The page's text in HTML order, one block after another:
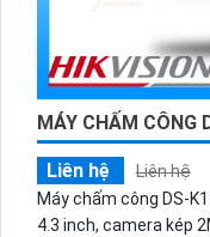
MÁY CHẤM CÔNG
Liên hệ
Liên hệ
Máy chấm công DS-
4.3 inch, camera kép